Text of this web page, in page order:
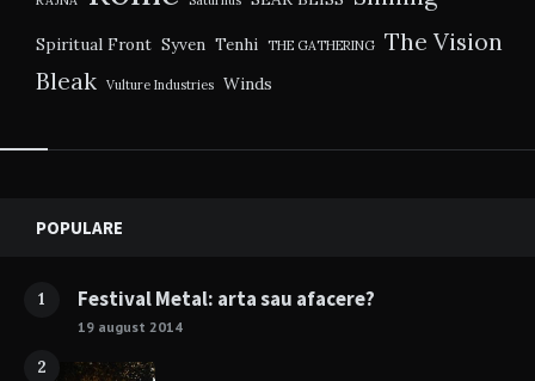
Spiritual Front Syven Tenhi THE GATHERING The Vision
Bleak Vulture Industries Winds
Widgets
POPULARE
1 Festival Metal: arta sau afacere?
19 august 2014
2